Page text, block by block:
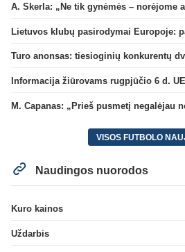
A. Skerla: „Ne tik gynėmės – norėjome
Turo anonsas: tiesioginių konkurentų
Informacija žiūrovams rugpjūčio 6 d.
VISOS FUTBOLO
Naudingos nuorodos
Kuro kainos
Uždarbis